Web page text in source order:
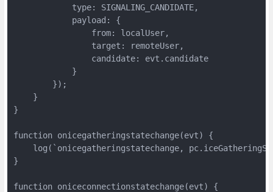
            type: SIGNALING_CANDIDATE,
            payload: {
                from: localUser,
                target: remoteUser,
                candidate: evt.candidate
            }
        });
    }
}
function onicegatheringstatechange(evt) {
log(`onicegatheringstatechange,
}
function oniceconnectionstatechange(evt) {